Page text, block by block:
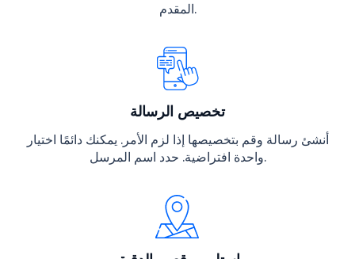
المقدم.
تخصيص الرسالة
أنشئ رسالة وقم بتخصيصها إذا لزم الأمر. يمكنك دائمًا اختيار
واحدة افتراضية. حدد اسم المرسل.